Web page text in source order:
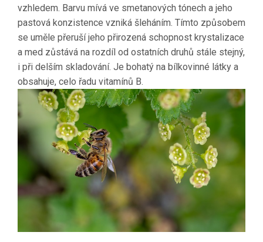
vzhledem. Barvu mívá ve smetanových tónech a jeho
pastová konzistence vzniká šleháním. Tímto způsobem
se uměle přeruší jeho přirozená schopnost krystalizace
a med zůstává na rozdíl od ostatních druhů stále stejný,
i při delším skladování. Je bohatý na bílkovinné látky a
obsahuje, celo řadu vitamínů B.